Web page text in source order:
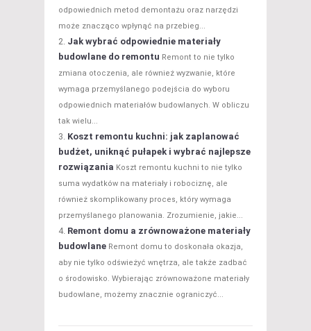
odpowiednich metod demontażu oraz narzędzi
może znacząco wpłynąć na przebieg...
Jak wybrać odpowiednie materiały
budowlane do remontu Remont to nie tylko
zmiana otoczenia, ale również wyzwanie, które
wymaga przemyślanego podejścia do wyboru
odpowiednich materiałów budowlanych. W obliczu
tak wielu...
Koszt remontu kuchni: jak zaplanować
budżet, uniknąć pułapek i wybrać najlepsze
rozwiązania Koszt remontu kuchni to nie tylko
suma wydatków na materiały i robociznę, ale
również skomplikowany proces, który wymaga
przemyślanego planowania. Zrozumienie, jakie...
Remont domu a zrównoważone materiały
budowlane Remont domu to doskonała okazja,
aby nie tylko odświeżyć wnętrza, ale także zadbać
o środowisko. Wybierając zrównoważone materiały
budowlane, możemy znacznie ograniczyć...